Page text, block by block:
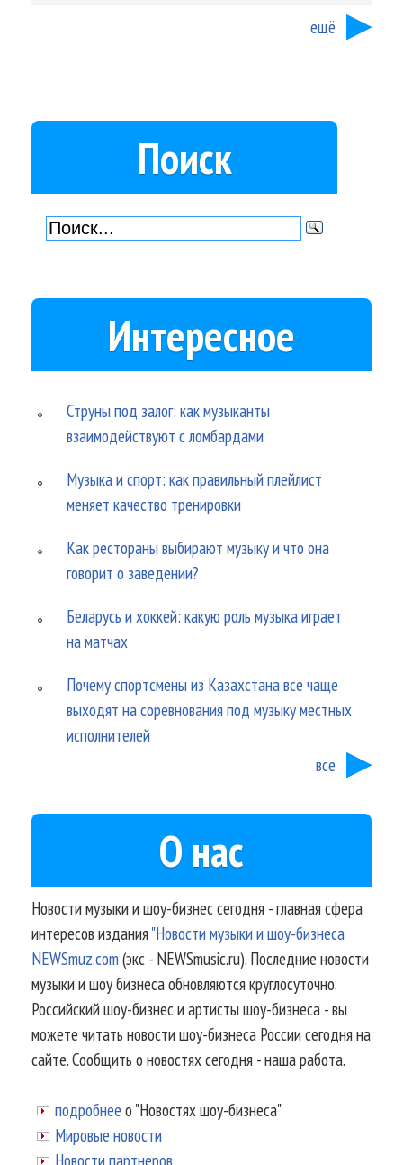
ещё
Поиск
Интересное
Струны под залог: как музыканты
взаимодействуют с ломбардами
Музыка и спорт: как правильный плейлист
меняет качество тренировки
Как рестораны выбирают музыку и что она
говорит о заведении?
Беларусь и хоккей: какую роль музыка играет
на матчах
Почему спортсмены из Казахстана все чаще
выходят на соревнования под музыку местных
исполнителей
все
О нас
Новости музыки и шоу-бизнес сегодня - главная сфера
интересов издания"Новости музыки и шоу-бизнеса
NEWSmuz.com(экс - NEWSmusic.ru). Последние новости
музыки и шоу бизнеса обновляются круглосуточно.
Российский шоу-бизнес и артисты шоу-бизнеса - вы
можете читать новости шоу-бизнеса России сегодня на
сайте. Сообщить о новостях сегодня - наша работа.
подробнее о "Новостях шоу-бизнеса"
Мировые новости
Новости партнеров